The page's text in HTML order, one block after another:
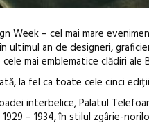
Week – cel mai mare
ultimul an de designeri,
mai emblematice clădiri
la fel ca toate cele cinci
interbelice, Palatul
– 1934, în stilul zgârie-